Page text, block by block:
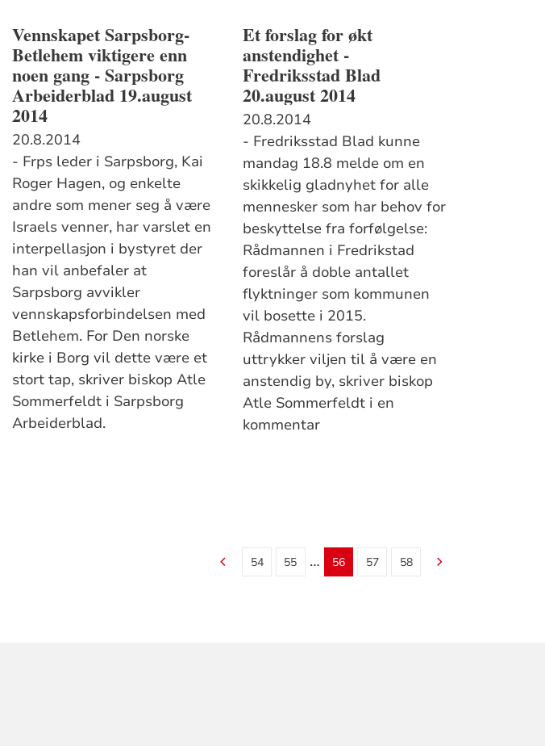
Vennskapet Sarpsborg-
Betlehem viktigere enn
noen gang - Sarpsborg
Arbeiderblad 19.august
2014
20.8.2014
- Frps leder i Sarpsborg, Kai
Roger Hagen, og enkelte
andre som mener seg å være
Israels venner, har varslet en
interpellasjon i bystyret der
han vil anbefaler at
Sarpsborg avvikler
vennskapsforbindelsen med
Betlehem. For Den norske
kirke i Borg vil dette være et
stort tap, skriver biskop Atle
Sommerfeldt i Sarpsborg
Arbeiderblad.
Et forslag for økt
anstendighet -
Fredriksstad Blad
20.august 2014
20.8.2014
- Fredriksstad Blad kunne
mandag 18.8 melde om en
skikkelig gladnyhet for alle
mennesker som har behov for
beskyttelse fra forfølgelse:
Rådmannen i Fredrikstad
foreslår å doble antallet
flyktninger som kommunen
vil bosette i 2015.
Rådmannens forslag
uttrykker viljen til å være en
anstendig by, skriver biskop
Atle Sommerfeldt i en
kommentar
54 55 … 56 57 58